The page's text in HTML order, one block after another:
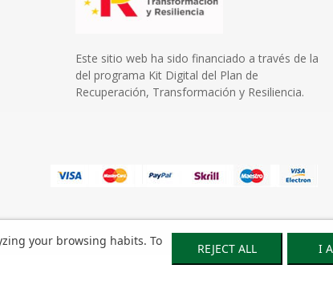
Este sitio web ha sido financiado a través de la
del programa Kit Digital del Plan de
Recuperación, Transformación y Resiliencia.
your browsing habits. To
REJECT ALL I